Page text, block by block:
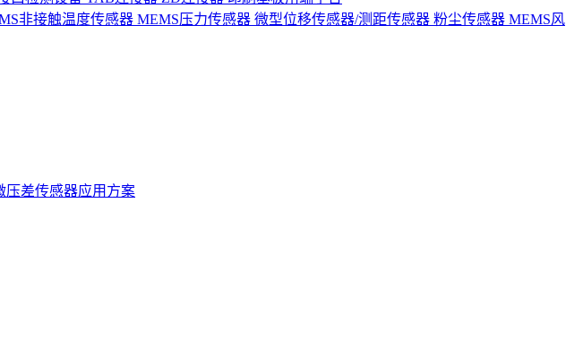
非接触温度传感器 MEMS压力传感器 微型位移传感器/测距传感器 粉尘传感器 MEMS风
压差传感器应用方案